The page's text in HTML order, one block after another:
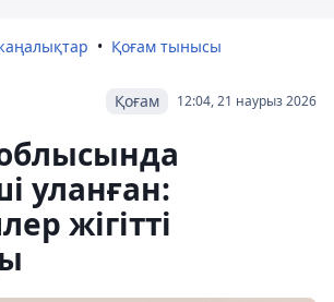
Қоғам тынысы
12:04, 21 наурыз 2026
Қоғам
уланған:
жігітті